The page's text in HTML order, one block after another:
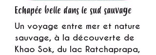
Echapée belle dans le sud sauvage
Un voyage entre mer et nature
sauvage, à la découverte de
Khao Sok, du lac Ratchaprapa,